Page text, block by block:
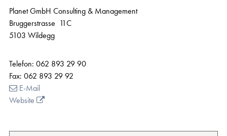
Planet GmbH Consulting & Management
Bruggerstrasse 11C
5103 Wildegg
Telefon: 062 893 29 90
Fax: 062 893 29 92
E-Mail
Website